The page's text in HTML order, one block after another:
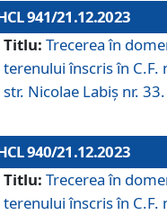
941/21.12.2023
Titlu: Trecerea în
terenului înscris în C.F.
str. Nicolae Labiș nr. 33.
940/21.12.2023
Titlu: Trecerea în
terenului înscris în C.F.